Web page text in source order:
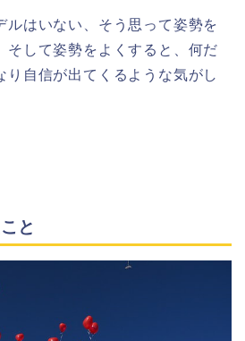
ルはいない、そう思って姿勢を
そして姿勢をよくすると、何だ
り自信が出てくるような気がし
と